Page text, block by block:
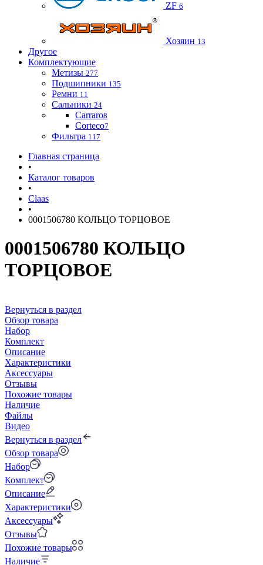
ZF 6
Хозяин 13
Другое
Комплектующие
Метизы 277
Подшипники 135
Ремни 11
Сальники 24
Carraro8
Corteco7
Фильтра 117
Главная страница
•
Каталог товаров
•
Claas
•
0001506780 КОЛЬЦО ТОРЦОВОЕ
0001506780 КОЛЬЦО
ТОРЦОВОЕ
Вернуться в раздел
Обзор товара
Набор
Комплект
Описание
Характеристики
Аксессуары
Отзывы
Похожие товары
Наличие
Файлы
Видео
Вернуться в раздел
Обзор товара
Набор
Комплект
Описание
Характеристики
Аксессуары
Отзывы
Похожие товары
Наличие